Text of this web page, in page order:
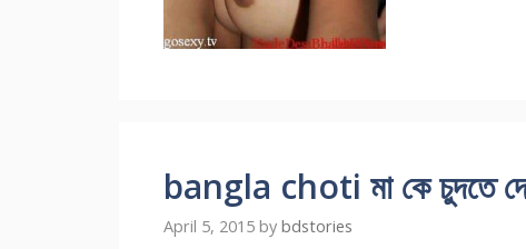
bangla choti মা কে চুদতে
April 5, 2015 by bdstories